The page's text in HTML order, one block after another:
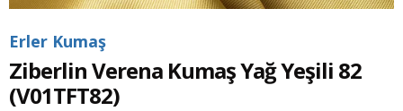
Erler Kumaş
Ziberlin Verena Kumaş Yağ Yeşili 82
(V01TFT82)